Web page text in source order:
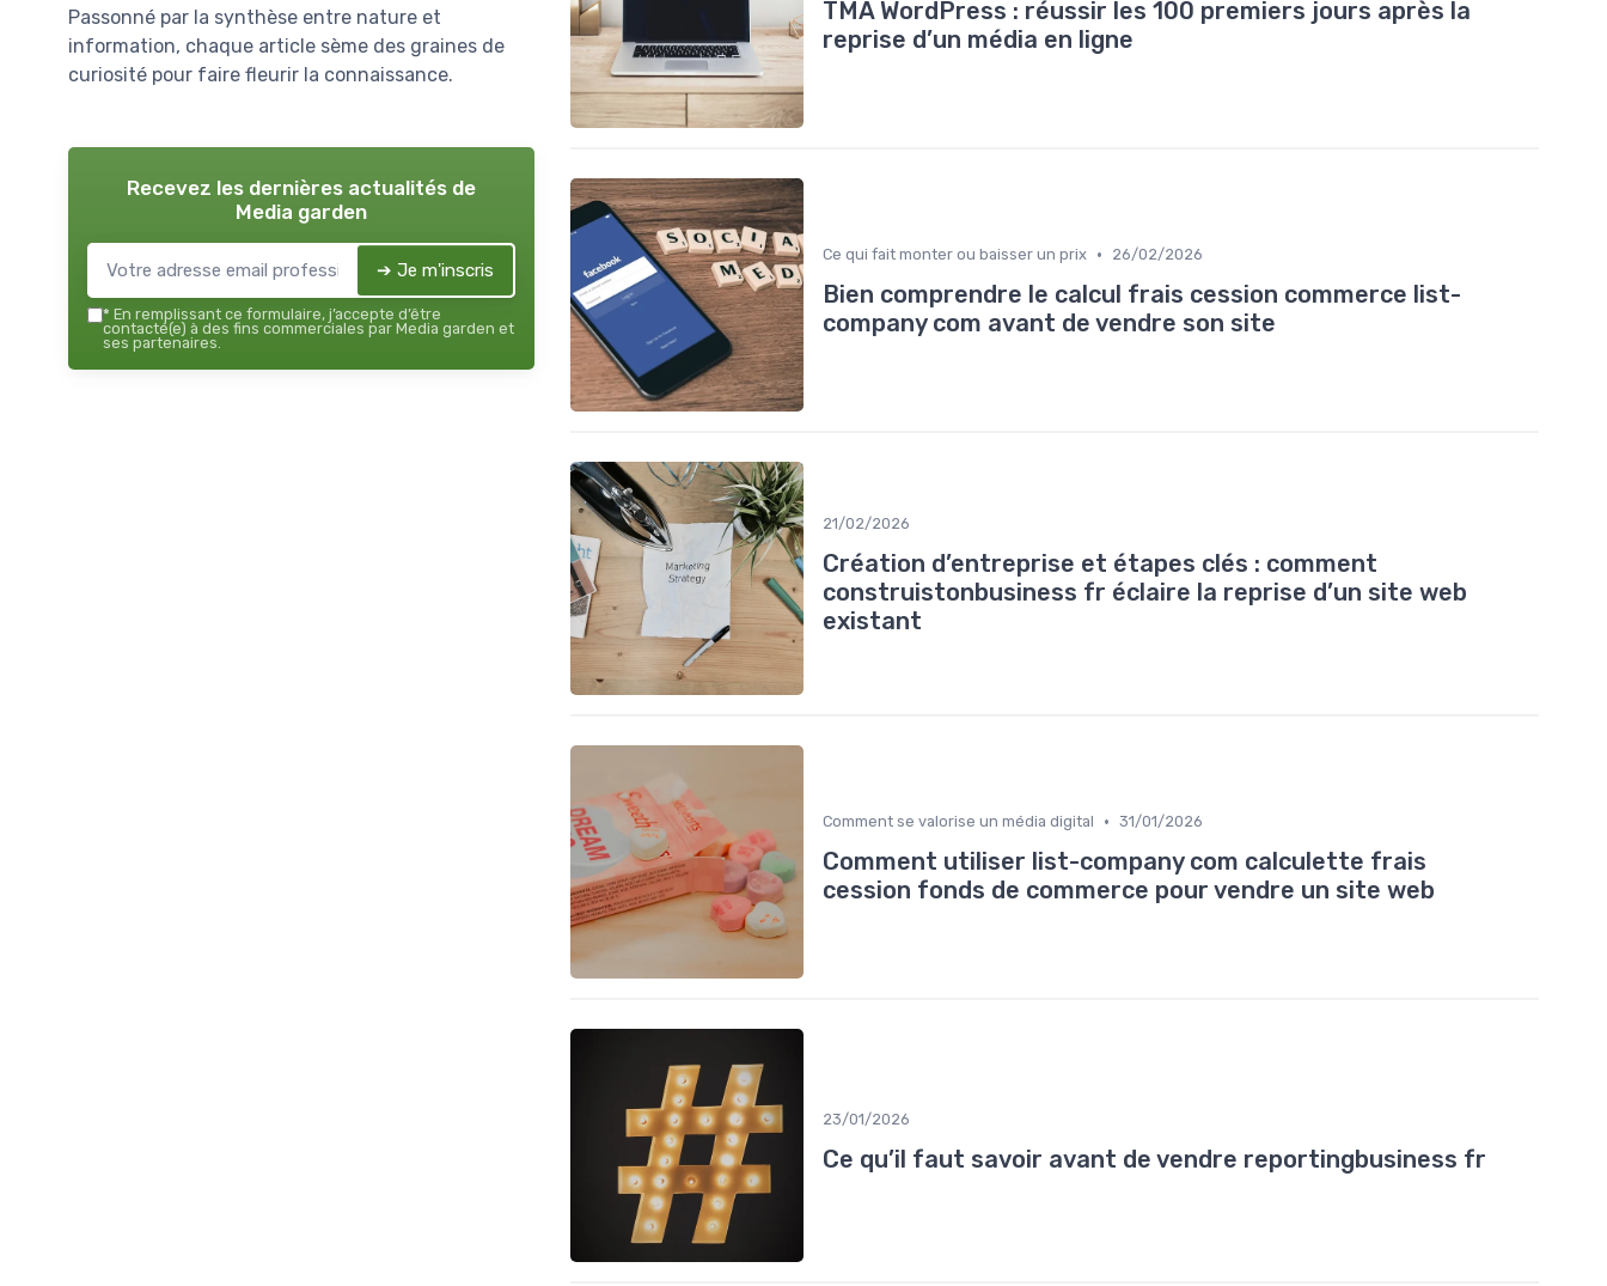
Passonné par la synthèse entre nature et
information, chaque article sème des graines de
curiosité pour faire fleurir la connaissance.
Recevez les dernières actualités de
Media garden
➔ Je m'inscris
* En remplissant ce formulaire, j’accepte d’être
contacté(e) à des fins commerciales par Media garden et
ses partenaires.
TMA WordPress : réussir les 100 premiers jours après la
reprise d’un média en ligne
Ce qui fait monter ou baisser un prix • 26/02/2026
Bien comprendre le calcul frais cession commerce list-
company com avant de vendre son site
21/02/2026
Création d’entreprise et étapes clés : comment
construistonbusiness fr éclaire la reprise d’un site web
existant
Comment se valorise un média digital • 31/01/2026
Comment utiliser list-company com calculette frais
cession fonds de commerce pour vendre un site web
23/01/2026
Ce qu’il faut savoir avant de vendre reportingbusiness fr